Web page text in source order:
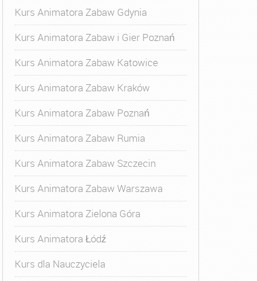
Kurs Animatora Zabaw Gdynia
Kurs Animatora Zabaw i Gier Poznań
Kurs Animatora Zabaw Katowice
Kurs Animatora Zabaw Kraków
Kurs Animatora Zabaw Poznań
Kurs Animatora Zabaw Rumia
Kurs Animatora Zabaw Szczecin
Kurs Animatora Zabaw Warszawa
Kurs Animatora Zielona Góra
Kurs Animatora Łódź
Kurs dla Nauczyciela